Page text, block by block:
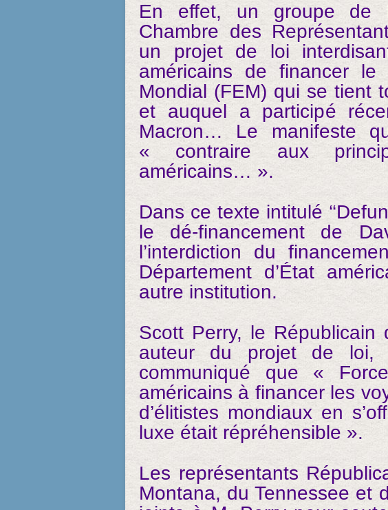
En effet, un groupe de
Chambre des
un projet de loi
américains de financer le
Mondial (FEM) qui se tient
et auquel a participé
Macron… Le manifeste
« contraire aux
américains… ».
Dans ce texte intitulé
le dé-financement de
l’interdiction du
Département d’État
autre institution.
Scott Perry, le Républicain
auteur du projet de loi,
communiqué que «
américains à financer les
d’élitistes mondiaux en
luxe était répréhensible ».
Les représentants
Montana, du Tennessee et